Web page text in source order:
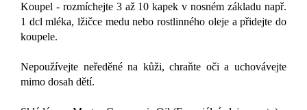
Koupel - rozmíchejte 3 až 10 kapek v nosném základu např.
1 dcl mléka, lžičce medu nebo rostlinného oleje a přidejte do
koupele.
Nepoužívejte neředěné na kůži, chraňte oči a uchovávejte
mimo dosah dětí.